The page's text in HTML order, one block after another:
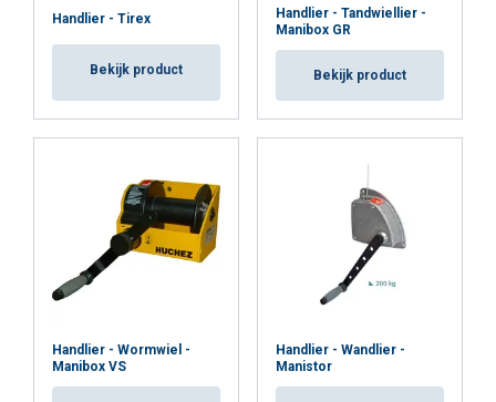
Handlier - Tirex
Bekijk product
Handlier - Tandwiellier -
Manibox GR
Bekijk product
Handlier - Wormwiel -
Manibox VS
Handlier - Wandlier -
Manistor